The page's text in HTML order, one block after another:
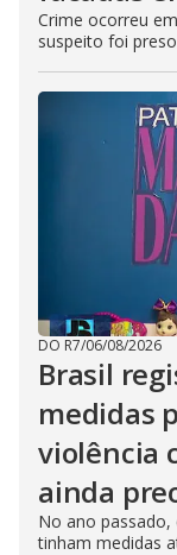
Crime ocorreu
suspeito foi preso
DO R7/06/08/2026
Brasil
medidas
violência
ainda
No ano passado,
tinham medidas